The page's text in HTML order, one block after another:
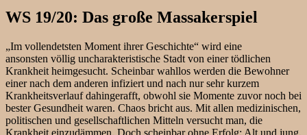
WS 19/20: Das große Massakerspiel
„Im vollendetsten Moment ihrer Geschichte“ wird eine
ansonsten völlig uncharakteristische Stadt von einer tödlichen
Krankheit heimgesucht. Scheinbar wahllos werden die Bewohner
einer nach dem anderen infiziert und nach nur sehr kurzem
Krankheitsverlauf dahingerafft, obwohl sie Momente zuvor noch bei
bester Gesundheit waren. Chaos bricht aus. Mit allen medizinischen,
politischen und gesellschaftlichen Mitteln versucht man, die
Krankheit einzudämmen. Doch scheinbar ohne Erfolg: Alt und jung,